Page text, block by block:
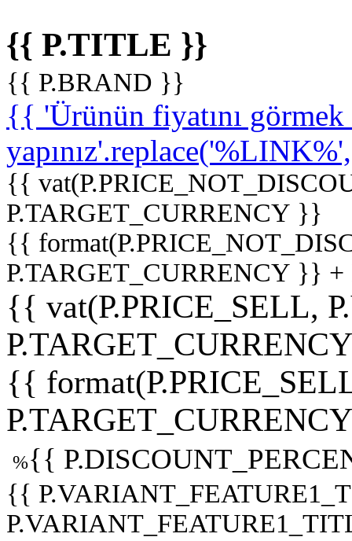
{{ P.TITLE }}
{{ P.BRAND }}
{{ 'Ürünün fiyatını
{{
P.TARGET_CURRENCY }}
{{
P.TARGET_CURRENCY }}
{{ vat(P.PRICE_SELL,
{{
%{{
{{